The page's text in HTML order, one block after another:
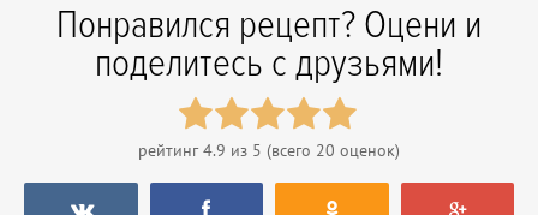
Понравился рецепт? Оцени и
поделитесь с друзьями!
рейтинг4.9 из 5 (всего 20 оценок)